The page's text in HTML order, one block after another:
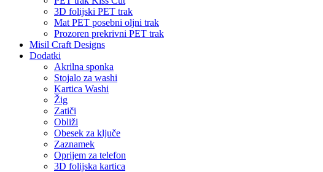
3D folijski PET trak
Mat PET posebni oljni trak
Prozoren prekrivni PET trak
Misil Craft Designs
Dodatki
Akrilna sponka
Stojalo za washi
Kartica Washi
Žig
Zatiči
Obliži
Obesek za ključe
Zaznamek
Oprijem za telefon
3D folijska kartica